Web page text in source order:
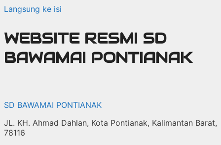
Langsung ke isi
WEBSITE RESMI SD
BAWAMAI PONTIANAK
SD BAWAMAI PONTIANAK
JL. KH. Ahmad Dahlan, Kota Pontianak, Kalimantan Barat,
78116